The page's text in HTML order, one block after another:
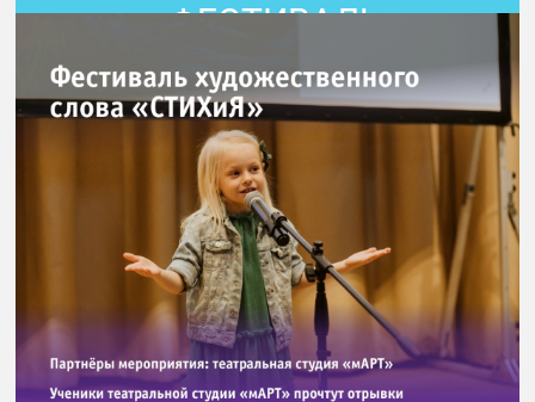
ФЕСТИВАЛЬ
ХУДОЖЕСТВЕННОГО
СЛОВА «СТИХИЯ»